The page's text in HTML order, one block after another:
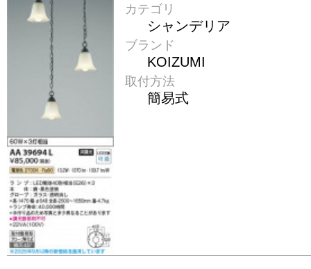
カテゴリ
シャンデリア
ブランド
KOIZUMI
取付方法
簡易式